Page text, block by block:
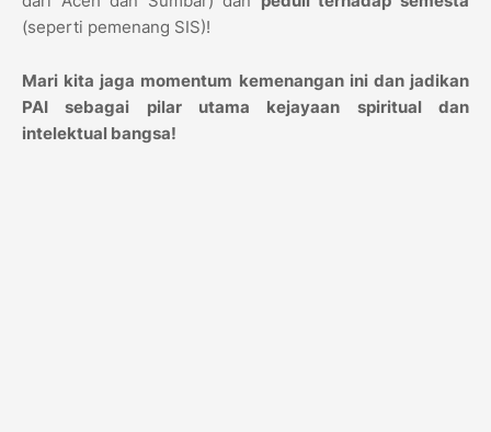
(seperti pemenang SIS)!
Mari kita jaga momentum kemenangan ini dan jadikan
PAI sebagai pilar utama kejayaan spiritual dan
intelektual bangsa!